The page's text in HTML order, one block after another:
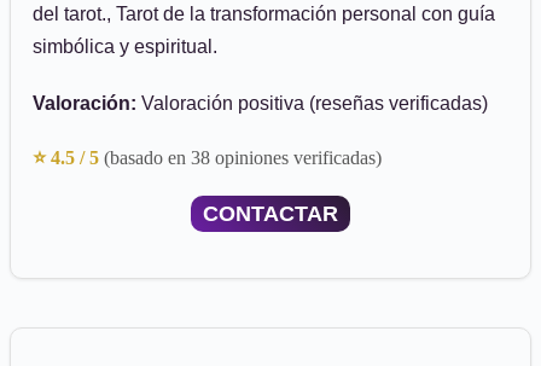
del tarot., Tarot de la transformación personal con guía
simbólica y espiritual.
Valoración: Valoración positiva (reseñas verificadas)
⭐ 4.5 / 5 (basado en 38 opiniones verificadas)
CONTACTAR